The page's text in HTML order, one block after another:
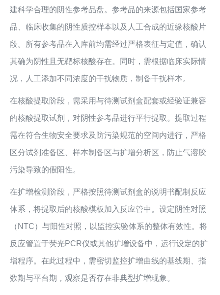
建科学合理的阴性参考品盘。参考品的来源包括国家参考
品、临床收集的阴性质控样本以及人工合成的近缘核酸片
段。所有参考品在入库前均需经过严格表征与定值，确认
其确为阴性且无靶标核酸存在。同时，需根据临床实际情
况，人工添加不同浓度的干扰物质，制备干扰样本。
在核酸提取阶段，需采用与待测试剂盒配套或经验证兼容
的核酸提取试剂，对阴性参考品进行平行提取。提取过程
需在符合生物安全要求及防污染规范的空间内进行，严格
区分试剂准备区、样本制备区与扩增分析区，防止气溶胶
污染导致的假阳性。
在扩增检测阶段，严格按照待测试剂盒的说明书配制反应
体系，将提取后的核酸模板加入反应管中。设定阴性对照
（NTC）与阳性对照，以监控实验体系的整体有效性。将
反应管置于荧光PCR仪或其他扩增设备中，运行设定的扩
增程序。在此过程中，需密切监控扩增曲线的基线期、指
数期与平台期，观察是否存在非典型扩增现象。